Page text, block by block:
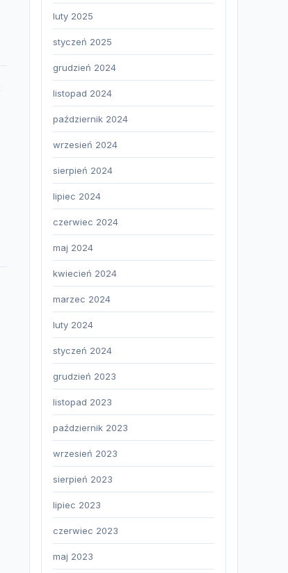
luty 2025
styczeń 2025
grudzień 2024
listopad 2024
październik 2024
wrzesień 2024
sierpień 2024
lipiec 2024
czerwiec 2024
maj 2024
kwiecień 2024
marzec 2024
luty 2024
styczeń 2024
grudzień 2023
listopad 2023
październik 2023
wrzesień 2023
sierpień 2023
lipiec 2023
czerwiec 2023
maj 2023